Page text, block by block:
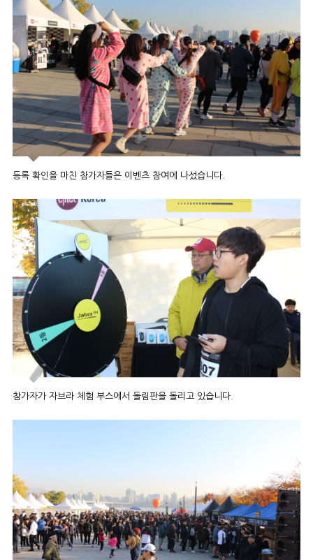
등록 확인을 마친 참가자들은 이벤츠 참여에 나섰습니다.
참가자가 자브라 체험 부스에서 돌림판을 돌리고 있습니다.